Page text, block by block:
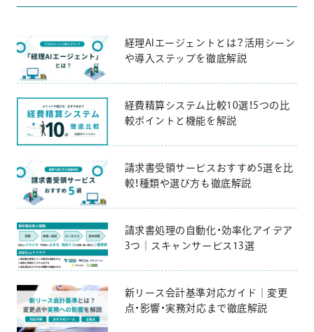
経理AIエージェントとは？活用シーン
や導入ステップを徹底解説
経費精算システム比較10選！5つの比
較ポイントと機能を解説
請求書受領サービスおすすめ5選を比
較！種類や選び方も徹底解説
請求書処理の自動化・効率化アイデア
3つ｜スキャンサービス13選
新リース会計基準対応ガイド｜変更
点・影響・実務対応まで徹底解説